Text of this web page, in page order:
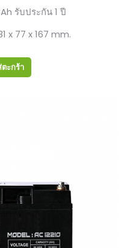
รับประกัน 1 ปี
x 77 x 167 mm.
ะกร้า